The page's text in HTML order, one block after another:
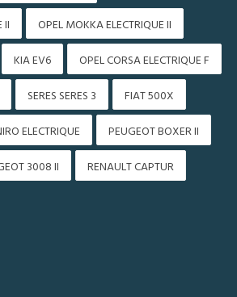
II
OPEL MOKKA ELECTRIQUE II
KIA EV6
OPEL CORSA ELECTRIQUE F
SERES SERES 3
FIAT 500X
ELECTRIQUE
PEUGEOT BOXER II
3008 II
RENAULT CAPTUR